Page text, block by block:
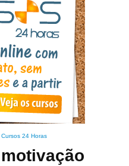
Cursos 24 Horas